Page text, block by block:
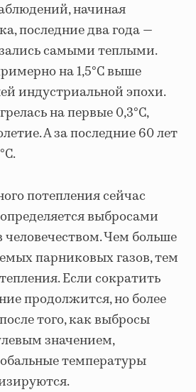
начиная
последние два года —
самыми теплыми.
на 1,5°C выше
индустриальной эпохи.
на первые 0,3°C,
А за последние 60 лет
потепления сейчас
выбросами
Чем больше
парниковых газов, тем
Если сократить
продолжится, но более
того, как выбросы
значением,
температуры